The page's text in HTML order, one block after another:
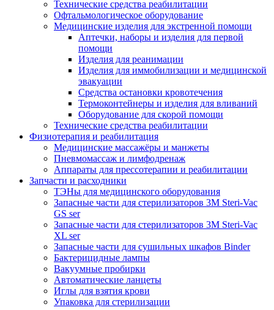
Технические средства реабилитации
Офтальмологическое оборудование
Медицинские изделия для экстренной помощи
Аптечки, наборы и изделия для первой
помощи
Изделия для реанимации
Изделия для иммобилизации и медицинской
эвакуации
Средства остановки кровотечения
Термоконтейнеры и изделия для вливаний
Оборудование для скорой помощи
Технические средства реабилитации
Физиотерапия и реабилитация
Медицинские массажёры и манжеты
Пневмомассаж и лимфодренаж
Аппараты для прессотерапии и реабилитации
Запчасти и расходники
ТЭНы для медицинского оборудования
Запасные части для стерилизаторов 3M Steri-Vac
GS ser
Запасные части для стерилизаторов 3М Steri-Vac
XL ser
Запасные части для сушильных шкафов Binder
Бактерицидные лампы
Вакуумные пробирки
Автоматические ланцеты
Иглы для взятия крови
Упаковка для стерилизации